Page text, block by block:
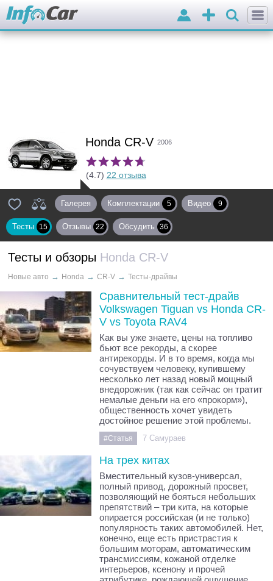
Добавить
объявление
Войти
Honda CR-V 2006
(4.7) 22 отзыва
Галерея Комплектации 5 Видео 9
Тесты 15 Отзывы 22 Обсудить 36
Тесты и обзоры Honda CR-V
Новые авто → Honda → CR-V → Тесты-драйвы
Сравнительный тест-драйв
Volkswagen Tiguan vs Honda CR-
V vs Toyota RAV4
Как вы уже знаете, цены на топливо
бьют все рекорды, а скорее
антирекорды. И в то время, когда мы
сочувствуем человеку, купившему
несколько лет назад новый мощный
внедорожник (так как сейчас он тратит
немалые деньги на его «прокорм»),
общественность хочет увидеть
достойное решение этой проблемы.
#Статья 7 Самураев
На трех китах
Вместительный кузов-универсал,
полный привод, дорожный просвет,
позволяющий не бояться небольших
препятствий – три кита, на которые
опирается российская (и не только)
популярность таких автомобилей. Нет,
конечно, еще есть пристрастия к
большим моторам, автоматическим
трансмиссиям, кожаной отделке
интерьеров, ксенону и прочей